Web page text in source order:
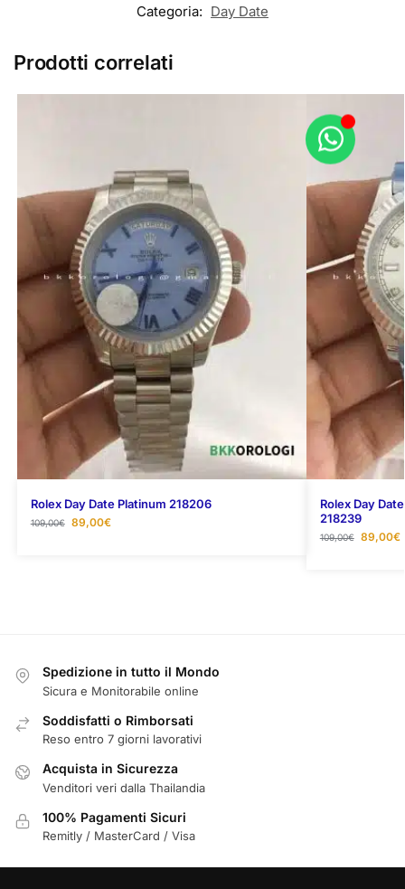
Categoria: Day Date
Prodotti correlati
Rolex Day Date Platinum 218206
109,00€ 89,00€
Rolex Day
218239
109,00€ 89,00€
Spedizione in tutto il Mondo
Sicura e Monitorabile online
Soddisfatti o Rimborsati
Reso entro 7 giorni lavorativi
Acquista in Sicurezza
Venditori veri dalla Thailandia
100% Pagamenti Sicuri
Remitly / MasterCard / Visa